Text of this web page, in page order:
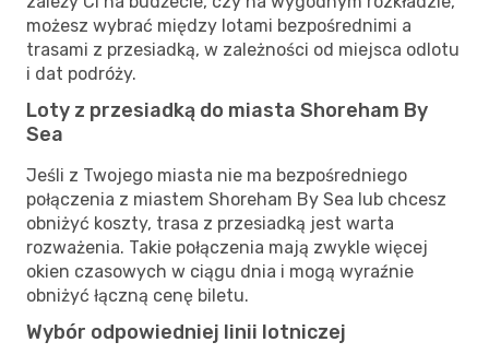
możesz wybrać między lotami bezpośrednimi a
trasami z przesiadką, w zależności od miejsca odlotu
i dat podróży.
Loty z przesiadką do miasta Shoreham By
Sea
Jeśli z Twojego miasta nie ma bezpośredniego
połączenia z miastem Shoreham By Sea lub chcesz
obniżyć koszty, trasa z przesiadką jest warta
rozważenia. Takie połączenia mają zwykle więcej
okien czasowych w ciągu dnia i mogą wyraźnie
obniżyć łączną cenę biletu.
Wybór odpowiedniej linii lotniczej